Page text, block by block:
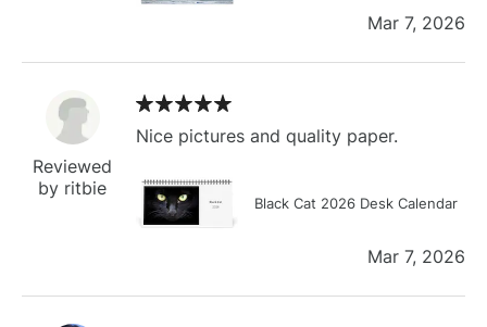
Mar 7, 2026
Reviewed
by ritbie
Nice pictures and quality paper.
Black Cat 2026 Desk Calendar
Mar 7, 2026